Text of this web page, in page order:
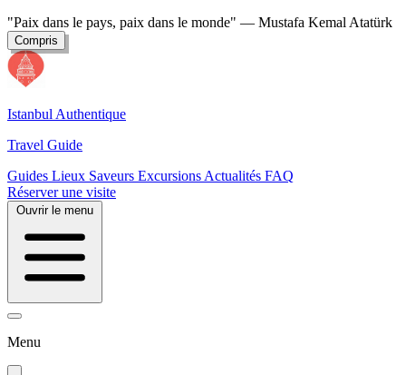
"Paix dans le pays, paix dans le monde" — Mustafa Kemal Atatürk
Compris
Istanbul Authentique
Travel Guide
Guides Lieux Saveurs Excursions Actualités FAQ
Réserver une visite
Ouvrir le menu
Menu